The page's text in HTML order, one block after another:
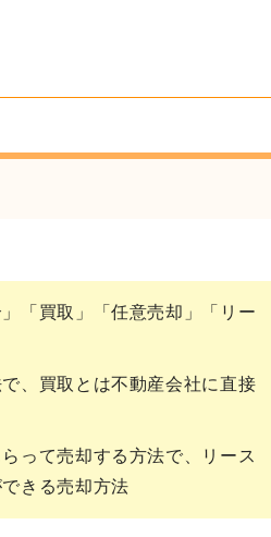
「買取」「任意売却」「リー
、買取とは不動産会社に直接
って売却する方法で、リース
きる売却方法